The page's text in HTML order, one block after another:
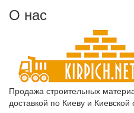
О нас
Продажа строительных
доставкой по Киеву и Киевской